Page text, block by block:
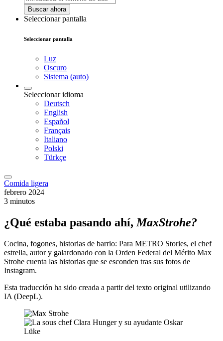
Buscar ahora
Seleccionar pantalla
Seleccionar pantalla
Luz
Oscuro
Sistema (auto)
Seleccionar idioma
Deutsch
English
Español
Français
Italiano
Polski
Türkçe
Comida ligera
febrero 2024
3 minutos
¿Qué estaba pasando ahí, MaxStrohe?
Cocina, fogones, historias de barrio: Para METRO Stories, el chef
estrella, autor y galardonado con la Orden Federal del Mérito Max
Strohe cuenta las historias que se esconden tras sus fotos de
Instagram.
Esta traducción ha sido creada a partir del texto original utilizando
IA (DeepL).